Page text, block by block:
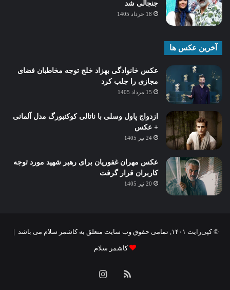
جنجالی شد
18 خرداد 1405
آخرین عکس ها
عکس خانوادگی بهزاد خلج توجه مخاطبان فضای
مجازی را جلب کرد
15 مرداد 1405
ازدواج پاول وسلی با ناتالی کوکنبورگ مدل آلمانی
+ عکس
24 تیر 1405
عکس مهران غفوریان برای رهبر شهید مورد توجه
کاربران قرار گرفت
20 تیر 1405
© کپی‌رایت ۱۴۰۱, تمامی حقوق وب سایت متعلق به کاشمر سلام می باشد |
کاشمر سلام
خوراکاینستاگرام